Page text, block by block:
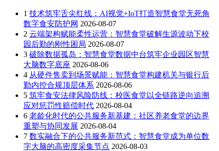
1 技术筑牢舌尖红线：AI视觉+IoT打造智慧食堂无死角
数字食安防护网 2026-08-07
2 云端架构赋能柔性运营：智慧食堂破解生源波动下校
园后勤的刚性困局 2026-08-07
3 破除数据孤岛：智慧食堂数据中台筑牢企业园区智慧
大脑数字底座 2026-08-06
4 从硬件售卖到场景赋能：智慧食堂构建机关与银行后
勤内控合规顶层体系 2026-08-06
5 筑牢食安法律风险防线：校医食堂以全链路逆向追溯
应对惩罚性赔偿时代 2026-08-04
6 老龄化时代的公共服务新基建：社区养老食堂的边界
重塑与协同发展 2026-08-04
7 数实融合下的公共服务新范式：智慧食堂成为单位数
字大脑的高密度采集节点 2026-08-03